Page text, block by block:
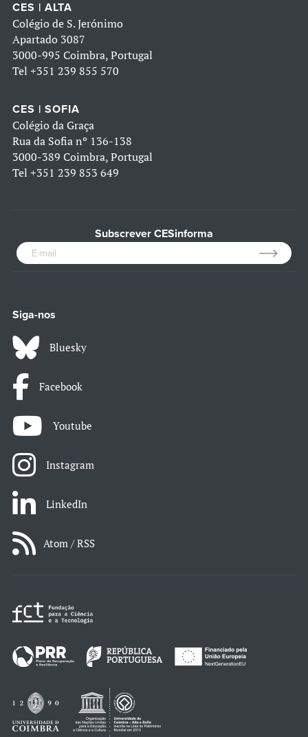
CES | ALTA
Colégio de S. Jerónimo
Apartado 3087
3000-995 Coimbra, Portugal
Tel +351 239 855 570
CES | SOFIA
Colégio da Graça
Rua da Sofia nº 136-138
3000-389 Coimbra, Portugal
Tel +351 239 853 649
Subscrever CESinforma
Siga-nos
Bluesky
Facebook
Youtube
Instagram
LinkedIn
Atom / RSS